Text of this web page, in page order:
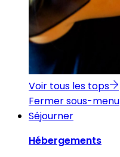
Voir tous les tops
Fermer sous-menu
Séjourner
Hébergements